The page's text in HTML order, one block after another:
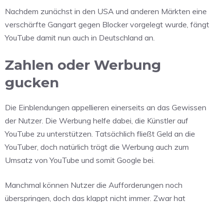
Nachdem zunächst in den USA und anderen Märkten eine
verschärfte Gangart gegen Blocker vorgelegt wurde, fängt
YouTube damit nun auch in Deutschland an.
Zahlen oder Werbung
gucken
Die Einblendungen appellieren einerseits an das Gewissen
der Nutzer. Die Werbung helfe dabei, die Künstler auf
YouTube zu unterstützen. Tatsächlich fließt Geld an die
YouTuber, doch natürlich trägt die Werbung auch zum
Umsatz von YouTube und somit Google bei.
Manchmal können Nutzer die Aufforderungen noch
überspringen, doch das klappt nicht immer. Zwar hat